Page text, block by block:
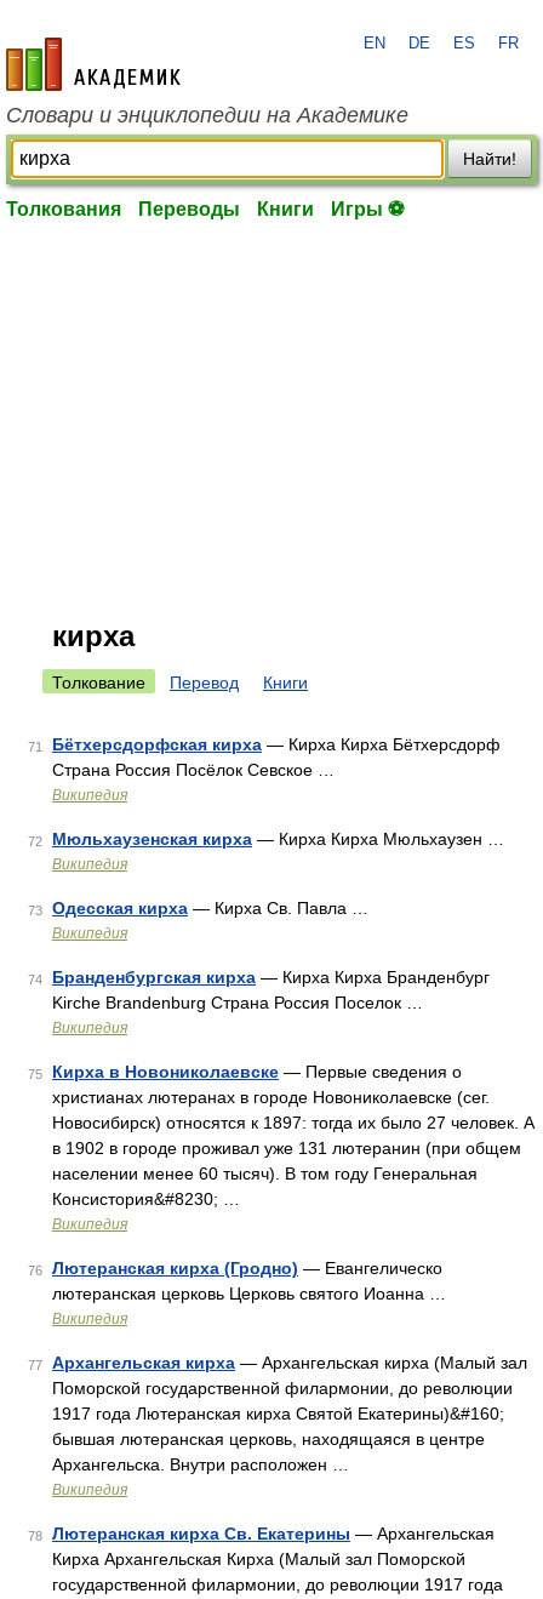
academic.ru
EN DE ES FR
Словари и энциклопедии на Академике
Найти!
Толкования Переводы Книги Игры ⚽
кирха
Толкование Перевод Книги
71 Бётхерсдорфская кирха — Кирха Кирха Бётхерсдорф
Страна Россия Посёлок Севское …
Википедия
72 Мюльхаузенская кирха — Кирха Кирха Мюльхаузен …
Википедия
73 Одесская кирха — Кирха Св. Павла …
Википедия
74 Бранденбургская кирха — Кирха Кирха Бранденбург
Kirche Brandenburg Страна Россия Поселок …
Википедия
75 Кирха в Новониколаевске — Первые сведения о
христианах лютеранах в городе Новониколаевске (сег.
Новосибирск) относятся к 1897: тогда их было 27 человек. А
в 1902 в городе проживал уже 131 лютеранин (при общем
населении менее 60 тысяч). В том году Генеральная
Консистория&#8230; …
Википедия
76 Лютеранская кирха (Гродно) — Евангелическо
лютеранская церковь Церковь святого Иоанна …
Википедия
77 Архангельская кирха — Архангельская кирха (Малый зал
Поморской государственной филармонии, до революции
1917 года Лютеранская кирха Святой Екатерины)&#160;
бывшая лютеранская церковь, находящаяся в центре
Архангельска. Внутри расположен …
Википедия
78 Лютеранская кирха Св. Екатерины — Архангельская
Кирха Архангельская Кирха (Малый зал Поморской
государственной филармонии, до революции 1917 года